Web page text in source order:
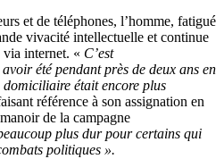
et de téléphones, l’homme, fatigué
vivacité intellectuelle et continue
internet. « C’est
été pendant près de deux ans en
était encore plus
référence à son assignation en
de la campagne
plus dur pour certains qui
politiques ».